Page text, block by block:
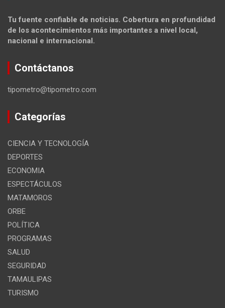
Tu fuente confiable de noticias. Cobertura en profundidad
de los acontecimientos más importantes a nivel local,
nacional e internacional.
Contáctanos
tipometro@tipometro.com
Categorías
CIENCIA Y TECNOLOGÍA
DEPORTES
ECONOMIA
ESPECTÁCULOS
MATAMOROS
ORBE
POLÍTICA
PROGRAMAS
SALUD
SEGURIDAD
TAMAULIPAS
TURISMO